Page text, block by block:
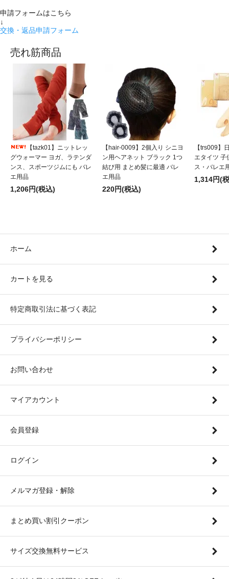
申請フォームはこちら
↓
交換・返品申請フォーム
売れ筋商品
【tazk01】ニットレッ
グウォーマー ヨガ、ラテンダ
ンス、スポーツジムにも バレ
エ用品
1,206円(税込)
【hair-0009】2個入り シニヨ
ン用ヘアネット ブラック 1つ
結び用 まとめ髪に最適 バレ
エ用品
220円(税込)
【trs009】
エタイツ 子
ス・バレエ
1,314円(
ホーム
カートを見る
特定商取引法に基づく表記
プライバシーポリシー
お問い合わせ
マイアカウント
会員登録
ログイン
メルマガ登録・解除
まとめ買い割引クーポン
サイズ交換無料サービス